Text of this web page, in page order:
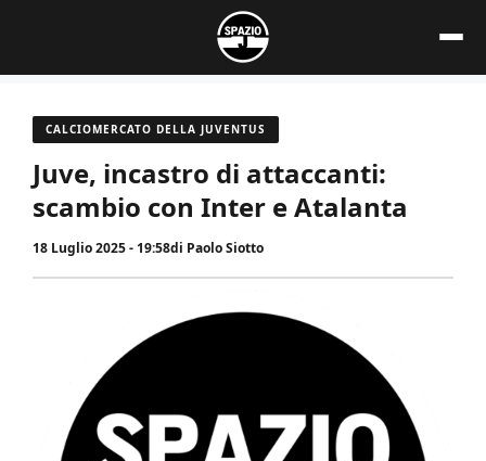
contenuto
CALCIOMERCATO DELLA JUVENTUS
Juve, incastro di attaccanti:
scambio con Inter e Atalanta
18 Luglio 2025 - 19:58di Paolo Siotto